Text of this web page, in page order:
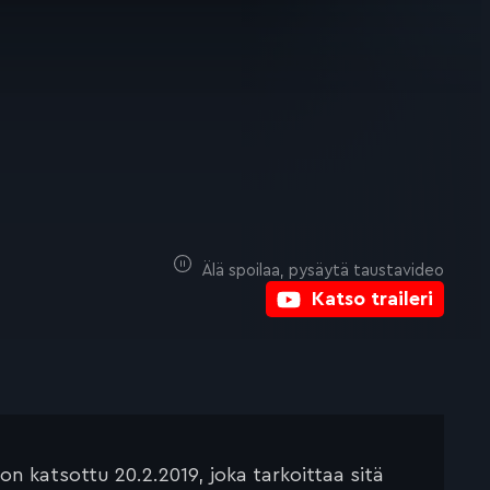
Katso traileri
Älä spoilaa, pysäytä taustavideo
katsottu 20.2.2019, joka tarkoittaa sitä